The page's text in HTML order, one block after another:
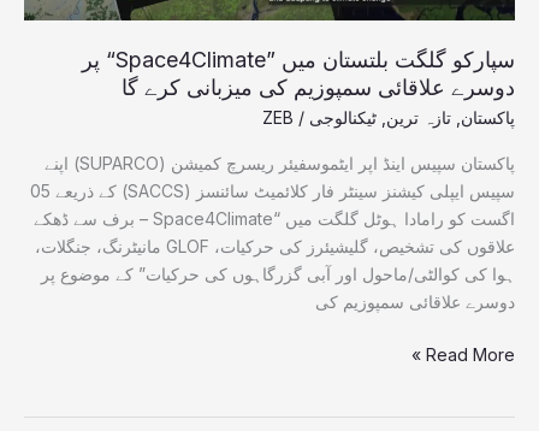
سپارکو گلگت بلتستان میں ”Space4Climate“ پر
دوسرے علاقائی سمپوزیم کی میزبانی کرے گا
پاکستان تازہ ترین ٹیکنالوجی /
ZEB
پاکستان سپیس اینڈ اپر ایٹموسفیئر ریسرچ کمیشن (SUPARCO) اپنے
سپیس ایپلی کیشنز سینٹر فار کلائمیٹ سائنسز (SACCS) کے ذریعے 05
اگست کو رامادا ہوٹل گلگت میں “Space4Climate – برف سے ڈھکے
علاقوں کی تشخیص، گلیشیئرز کی حرکیات، GLOF مانیٹرنگ، جنگلات،
ہوا کی کوالٹی/ماحول اور آبی گزرگاہوں کی حرکیات” کے موضوع پر
دوسرے علاقائی سمپوزیم کی
کرے
Read More »